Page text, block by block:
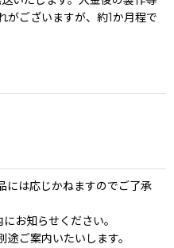
がございますが、約1か月程で
には応じかねますのでご了承
お知らせください。
ご案内いたいします。